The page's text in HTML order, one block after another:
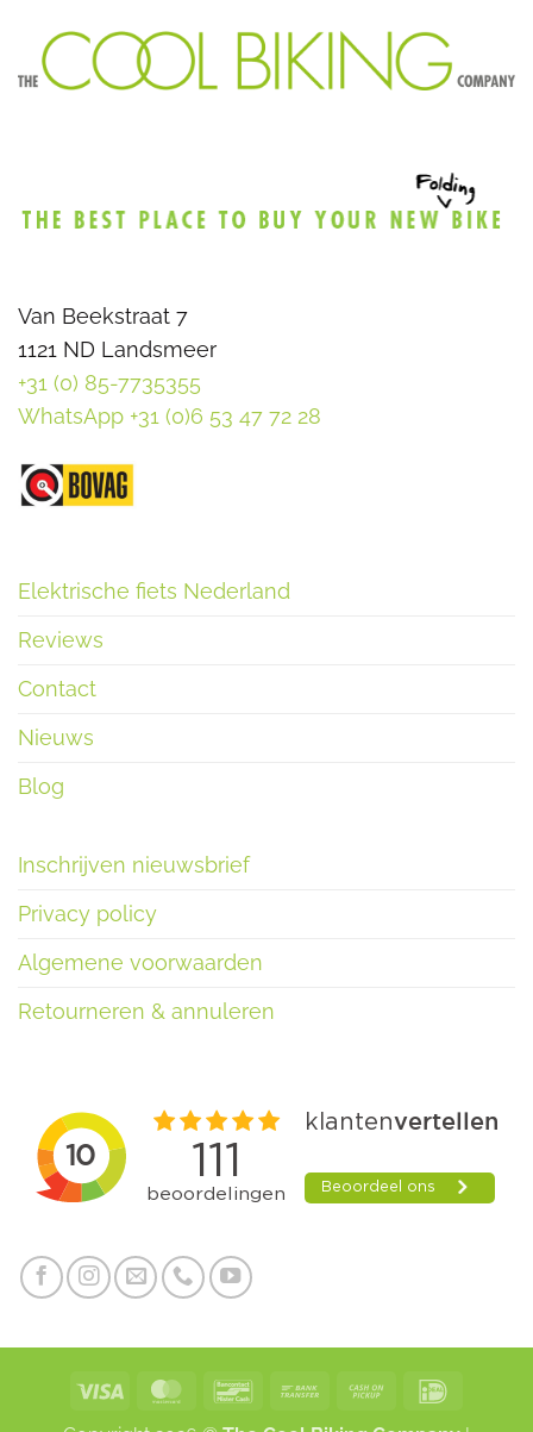
Van Beekstraat 7
1121 ND Landsmeer
+31 (0) 85-7735355
WhatsApp +31 (0)6 53 47 72 28
Elektrische fiets Nederland
Reviews
Contact
Nieuws
Blog
Inschrijven nieuwsbrief
Privacy policy
Algemene voorwaarden
Retourneren & annuleren
Visa MasterCardBancontact
Bank
Cash